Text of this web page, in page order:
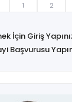
1 2
İçin Giriş
Başvurusu